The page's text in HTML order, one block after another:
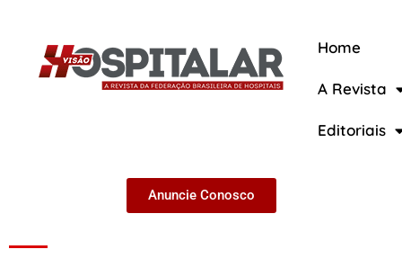
Home
A Revista
Editoriais
Anuncie Conosco